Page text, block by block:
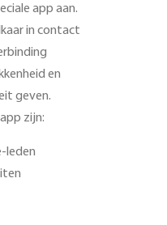
app aan.
in contact
en
geven.
zijn:
leden